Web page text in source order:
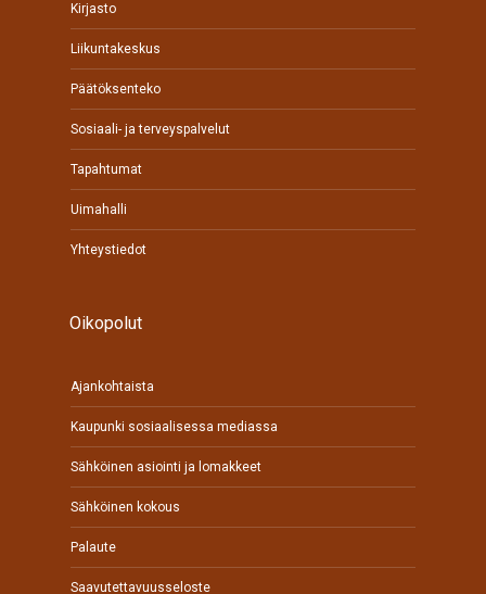
Kirjasto
Liikuntakeskus
Päätöksenteko
Sosiaali- ja terveyspalvelut
Tapahtumat
Uimahalli
Yhteystiedot
Oikopolut
Ajankohtaista
Kaupunki sosiaalisessa mediassa
Sähköinen asiointi ja lomakkeet
Sähköinen kokous
Palaute
Saavutettavuusseloste